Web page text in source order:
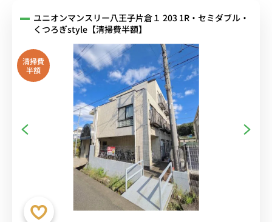
ユニオンマンスリー八王子片倉１ 203 1R・セミダブル・
くつろぎstyle【清掃費半額】
清掃費
半額